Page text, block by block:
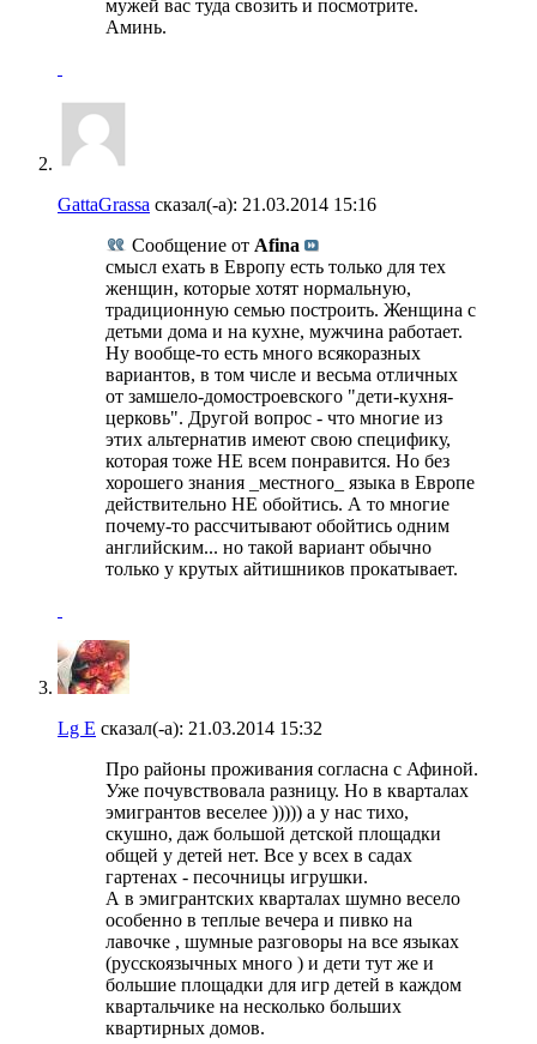
мужей вас туда свозить и посмотрите.
Аминь.
GattaGrassa сказал(-а): 21.03.2014 15:16
Сообщение от Afina
смысл ехать в Европу есть только для тех
женщин, которые хотят нормальную,
традиционную семью построить. Женщина с
детьми дома и на кухне, мужчина работает.
Ну вообще-то есть много всякоразных
вариантов, в том числе и весьма отличных
от замшело-домостроевского "дети-кухня-
церковь". Другой вопрос - что многие из
этих альтернатив имеют свою специфику,
которая тоже НЕ всем понравится. Но без
хорошего знания _местного_ языка в Европе
действительно НЕ обойтись. А то многие
почему-то рассчитывают обойтись одним
английским... но такой вариант обычно
только у крутых айтишников прокатывает.
Lg E сказал(-а): 21.03.2014 15:32
Про районы проживания согласна с Афиной.
Уже почувствовала разницу. Но в кварталах
эмигрантов веселее ))))) а у нас тихо,
скушно, даж большой детской площадки
общей у детей нет. Все у всех в садах
гартенах - песочницы игрушки.
А в эмигрантских кварталах шумно весело
особенно в теплые вечера и пивко на
лавочке , шумные разговоры на все языках
(русскоязычных много ) и дети тут же и
большие площадки для игр детей в каждом
квартальчике на несколько больших
квартирных домов.